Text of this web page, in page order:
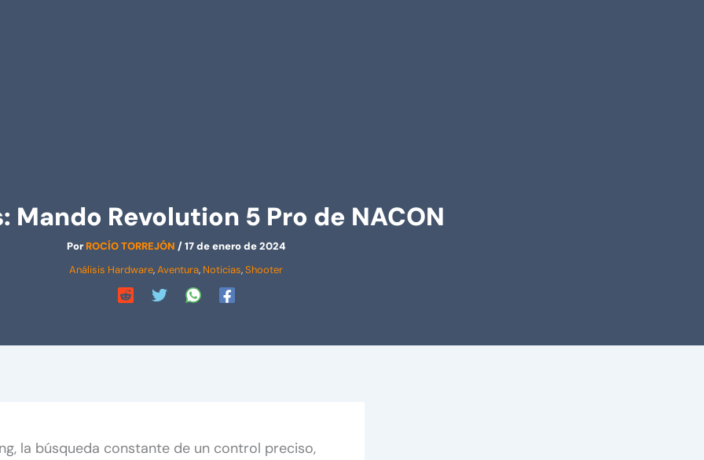
Mando Revolution 5 Pro de NACON
PorROCÍO TORREJÓN /17 de enero de 2024
Análisis Hardware,Aventura, Noticias,Shooter
la búsqueda constante de un control preciso,